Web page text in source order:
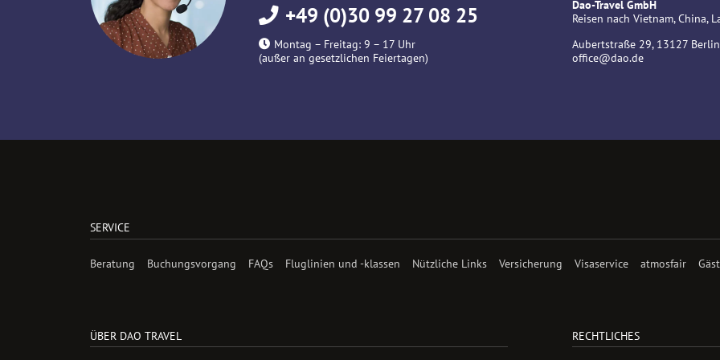
+49 (0)30 99 27 08 25
Montag – Freitag: 9 – 17 Uhr
(außer an gesetzlichen Feiertagen)
Dao-Travel GmbH
Reisen nach Vietnam, China,
Aubertstraße 29, 13127 Berlin
office@dao.de
SERVICE
Beratung Buchungsvorgang FAQs Fluglinien und -klassen Nützliche Links Versicherung Visaservice atmosfair
ÜBER DAO TRAVEL RECHTLICHES